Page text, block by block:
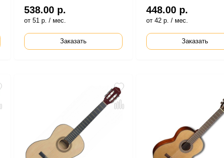
538.00 р.
от 51 р. / мес.
Заказать
448.00 р.
от 42 р. / мес.
Заказать